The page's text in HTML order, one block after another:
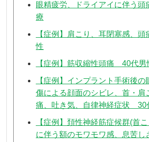
眼精疲労、ドライアイに伴う頭
療
【症例】肩こり、耳閉塞感、
性
【症例】筋収縮性頭痛 40代男
【症例】インプラント手術後の
傷による顔面のシビレ、首・肩
痛、吐き気、自律神経症状 30
【症例】頚性神経筋症候群(首
に伴う額のモワモワ感、息苦